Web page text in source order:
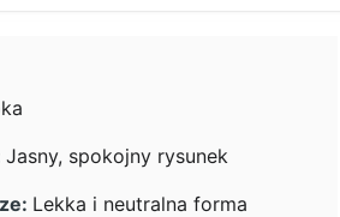
Jasny, spokojny rysunek
Lekka i neutralna forma